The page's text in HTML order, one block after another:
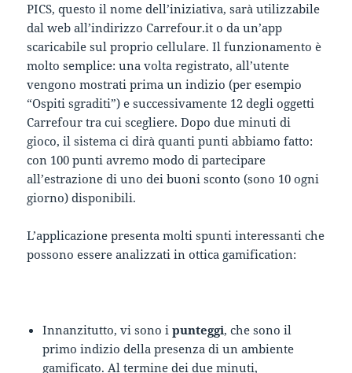
PICS, questo il nome dell’iniziativa, sarà utilizzabile
dal web all’indirizzo Carrefour.it o da un’app
scaricabile sul proprio cellulare. Il funzionamento è
molto semplice: una volta registrato, all’utente
vengono mostrati prima un indizio (per esempio
“Ospiti sgraditi”) e successivamente 12 degli oggetti
Carrefour tra cui scegliere. Dopo due minuti di
gioco, il sistema ci dirà quanti punti abbiamo fatto:
con 100 punti avremo modo di partecipare
all’estrazione di uno dei buoni sconto (sono 10 ogni
giorno) disponibili.
L’applicazione presenta molti spunti interessanti che
possono essere analizzati in ottica gamification:
Innanzitutto, vi sono ipunteggi, che sono il
primo indizio della presenza di un ambiente
gamificato. Al termine dei due minuti,